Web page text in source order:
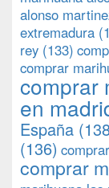
alonso
extremadura
rey (133)
comprar
comprar
en
España
(136)
comprar